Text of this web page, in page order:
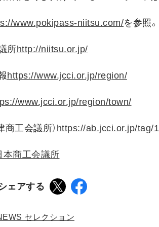
www.pokipass-niitsu.com/を参照。
所http://niitsu.or.jp/
https://www.jcci.or.jp/region/
www.jcci.or.jp/region/town/
商工会議所） https://ab.jcci.or.jp/tag/
本商工会議所
ェアする
セレクション